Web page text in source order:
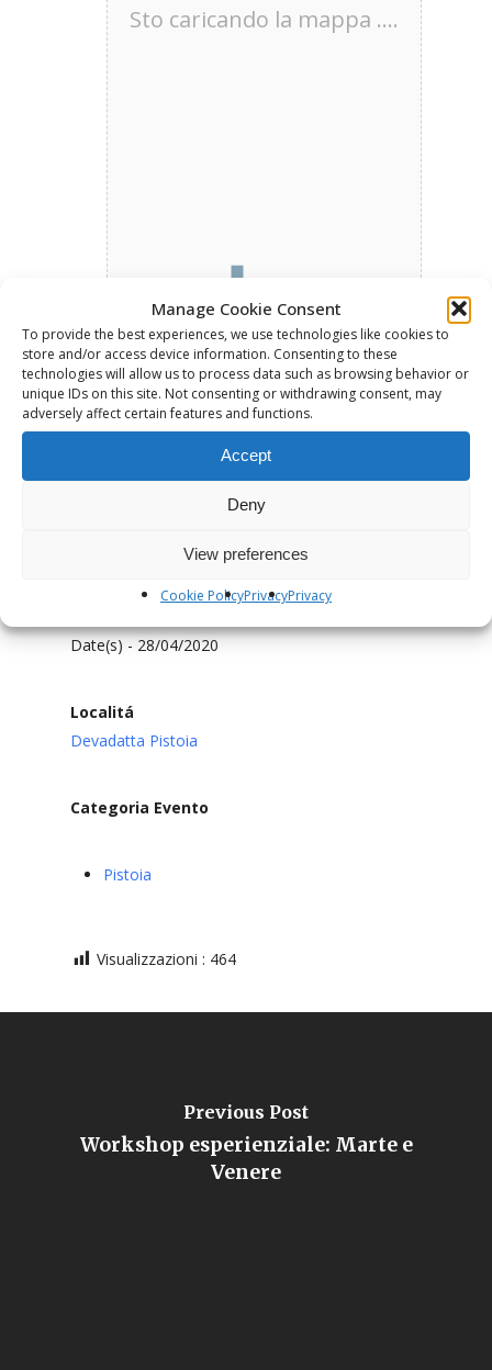
Manage Cookie Consent
To provide the best experiences, we use technologies like cookies to
store and/or access device information. Consenting to these
technologies will allow us to process data such as browsing behavior or
unique IDs on this site. Not consenting or withdrawing consent, may
adversely affect certain features and functions.
Accept
Deny
View preferences
Cookie PolicyPrivacyPrivacy
Sto caricando la mappa ....
Date(s) - 28/04/2020
Localitá
Devadatta Pistoia
Categoria Evento
Pistoia
Visualizzazioni : 464
Previous Post
Workshop esperienziale: Marte e
Venere